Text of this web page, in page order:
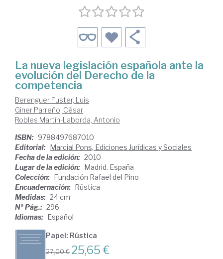
La nueva legislación española ante la
evolución del Derecho de la
competencia
Berenguer Fuster, Luis
Giner Parreño, César
Robles Martín-Laborda, Antonio
ISBN: 9788497687010
Editorial: Marcial Pons, Ediciones Jurídicas y Sociales
Fecha de la edición: 2010
Lugar de la edición: Madrid. España
Colección: Fundación Rafael del Pino
Encuadernación: Rústica
Medidas: 24 cm
Nº Pág.: 296
Idiomas: Español
Papel: Rústica
27,00 € 25,65 €